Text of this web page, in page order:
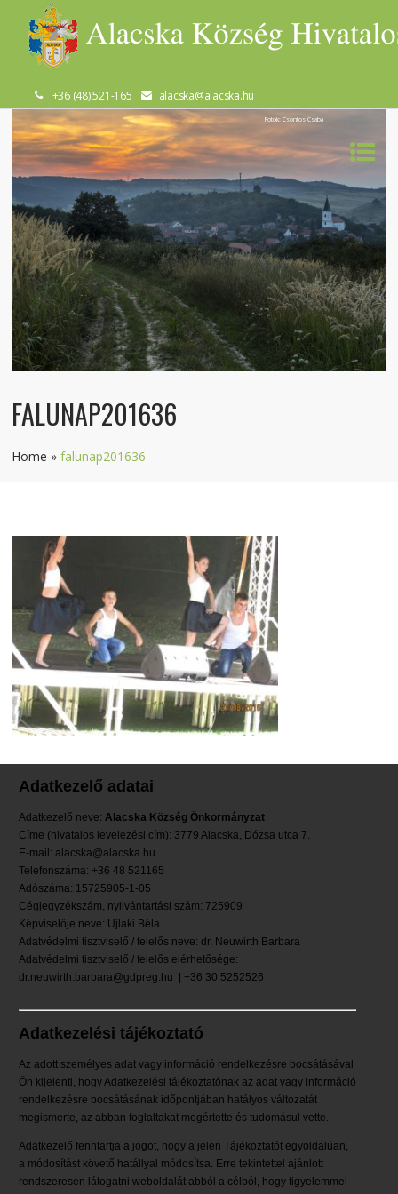
+36 (48) 521-165 alacska@alacska.hu
Fotók: Csontos Csaba
FALUNAP201636
Home »falunap201636